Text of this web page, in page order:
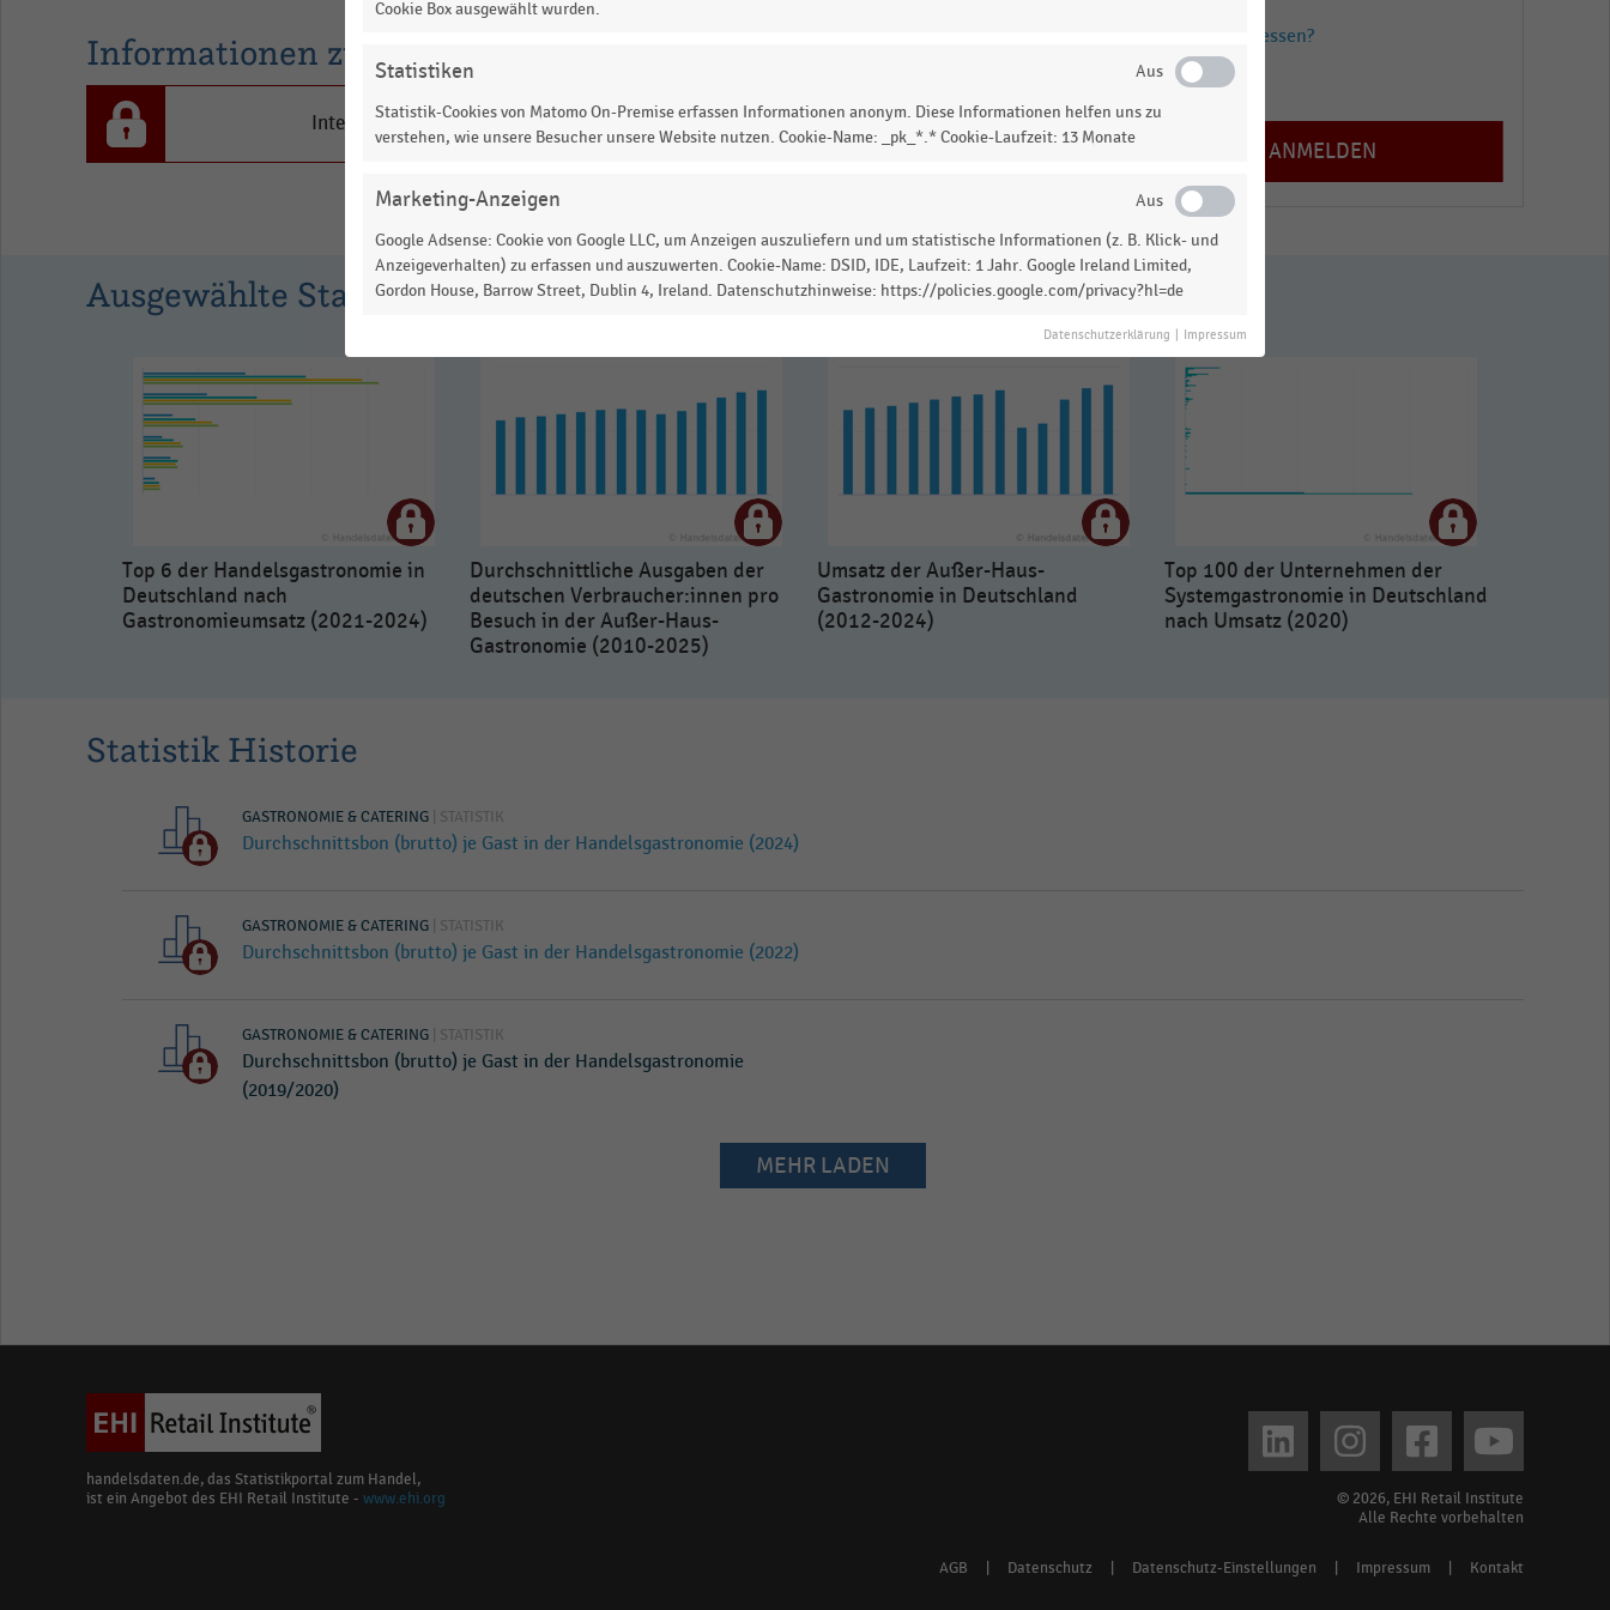
Prozent).
Range:
to
table.
Informationen zur Statistik
Interesse an den Inhalten zur Statistik? Jetzt einloggen oderinformieren
Passwort vergessen?
Registrieren
Ausgewählte Statistiken
Top 6 der Handelsgastronomie in
Deutschland nach
Gastronomieumsatz (2021-2024)
Durchschnittliche Ausgaben der
deutschen Verbraucher:innen pro
Besuch in der Außer-Haus-
Gastronomie (2010-2025)
Umsatz der Außer-Haus-
Gastronomie in Deutschland
(2012-2024)
Top 100 der Unternehmen der
Systemgastronomie in Deutschland
nach Umsatz (2020)
Statistik Historie
GASTRONOMIE & CATERING | STATISTIK
Durchschnittsbon (brutto) je Gast in der Handelsgastronomie (2024)
GASTRONOMIE & CATERING | STATISTIK
Durchschnittsbon (brutto) je Gast in der Handelsgastronomie (2022)
GASTRONOMIE & CATERING | STATISTIK
Durchschnittsbon (brutto) je Gast in der Handelsgastronomie
(2019/2020)
MEHR LADEN
handelsdaten.de, das Statistikportal zum Handel,
ist ein Angebot des EHI Retail Institute - www.ehi.org
© 2026, EHI Retail Institute
Alle Rechte vorbehalten
Footer
AGB Datenschutz Datenschutz-Einstellungen Impressum Kontakt
Cookie Box ausgewählt wurden.
Statistiken
Statistik-Cookies von Matomo On-Premise erfassen Informationen anonym. Diese Informationen helfen uns zu
verstehen, wie unsere Besucher unsere Website nutzen. Cookie-Name: _pk_*.* Cookie-Laufzeit: 13 Monate
Marketing-Anzeigen
Google Adsense: Cookie von Google LLC, um Anzeigen auszuliefern und um statistische Informationen (z. B. Klick- und
Anzeigeverhalten) zu erfassen und auszuwerten. Cookie-Name: DSID, IDE, Laufzeit: 1 Jahr. Google Ireland Limited,
Gordon House, Barrow Street, Dublin 4, Ireland. Datenschutzhinweise: https://policies.google.com/privacy?hl=de
Datenschutzerklärung Impressum